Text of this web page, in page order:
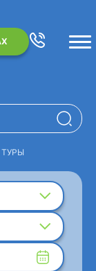
ТУРЫ